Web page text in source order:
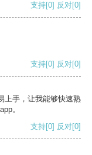
支持[0] 反对[0]
支持[0] 反对[0]
上手，让我能够快速熟
。
支持[0] 反对[0]